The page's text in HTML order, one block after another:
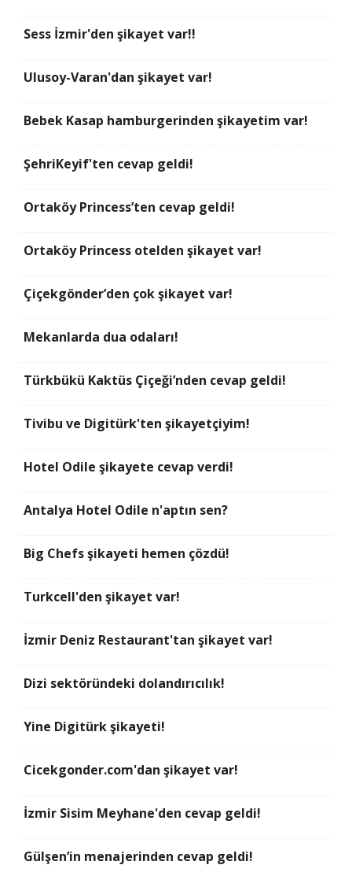
Sess İzmir'den şikayet var!!
Ulusoy-Varan'dan şikayet var!
Bebek Kasap hamburgerinden şikayetim var!
ŞehriKeyif'ten cevap geldi!
Ortaköy Princess’ten cevap geldi!
Ortaköy Princess otelden şikayet var!
Çiçekgönder’den çok şikayet var!
Mekanlarda dua odaları!
Türkbükü Kaktüs Çiçeği’nden cevap geldi!
Tivibu ve Digitürk'ten şikayetçiyim!
Hotel Odile şikayete cevap verdi!
Antalya Hotel Odile n'aptın sen?
Big Chefs şikayeti hemen çözdü!
Turkcell'den şikayet var!
İzmir Deniz Restaurant'tan şikayet var!
Dizi sektöründeki dolandırıcılık!
Yine Digitürk şikayeti!
Cicekgonder.com'dan şikayet var!
İzmir Sisim Meyhane'den cevap geldi!
Gülşen’in menajerinden cevap geldi!